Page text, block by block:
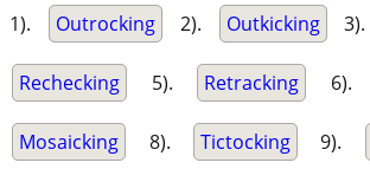
1). Outrocking 2). Outkicking 3).
Rechecking 5). Retracking 6).
Mosaicking 8). Tictocking 9).